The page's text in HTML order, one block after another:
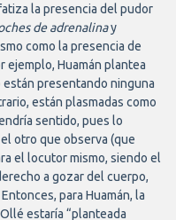
la presencia del pudor
de adrenalinay
como la presencia de
ejemplo, Huamán plantea
presentando ninguna
están plasmadas como
sentido, pues lo
otro que observa (que
el locutor mismo, siendo el
a gozar del cuerpo,
para Huamán, la
estaría “planteada